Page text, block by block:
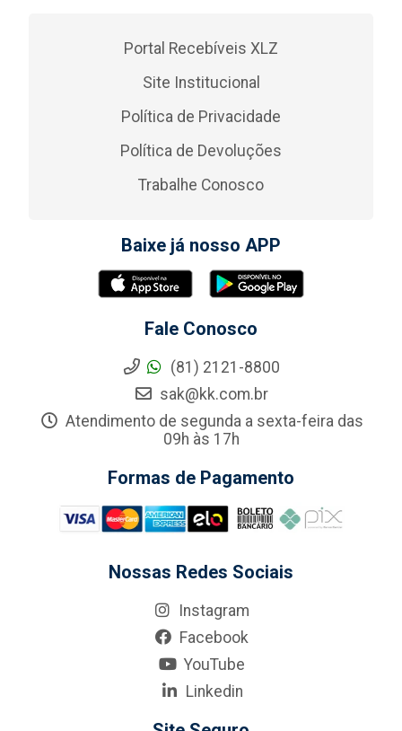
Portal Recebíveis XLZ
Site Institucional
Política de Privacidade
Política de Devoluções
Trabalhe Conosco
Baixe já nosso APP
Fale Conosco
(81) 2121-8800
sak@kk.com.br
Atendimento de segunda a sexta-feira das
09h às 17h
Formas de Pagamento
Nossas Redes Sociais
Instagram
Facebook
YouTube
Linkedin